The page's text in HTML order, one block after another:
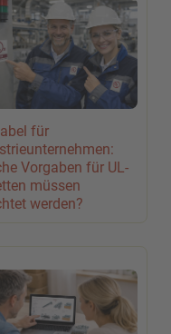
für
Vorgaben für UL-
müssen
werden?